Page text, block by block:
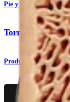
Pie y tobillo
Tornillos de
Producto